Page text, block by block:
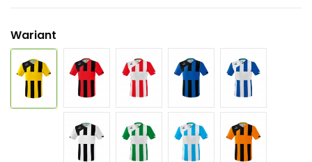
Wariant